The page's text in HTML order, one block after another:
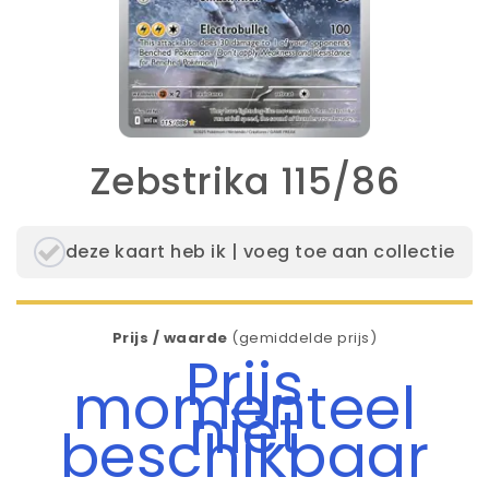
Zebstrika 115/86
deze kaart heb ik | voeg toe aan collectie
Prijs / waarde (gemiddelde prijs)
Prijs
momenteel
niet
beschikbaar